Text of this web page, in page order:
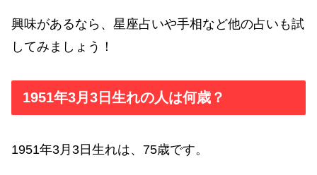
興味があるなら、星座占いや手相など他の占いも試
してみましょう！
1951年3月3日生れの人は何歳？
1951年3月3日生れは、75歳です。